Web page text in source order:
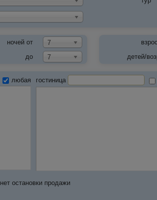
ночей от
7
до 7
детей/
любая гостиница
нет остановки продажи